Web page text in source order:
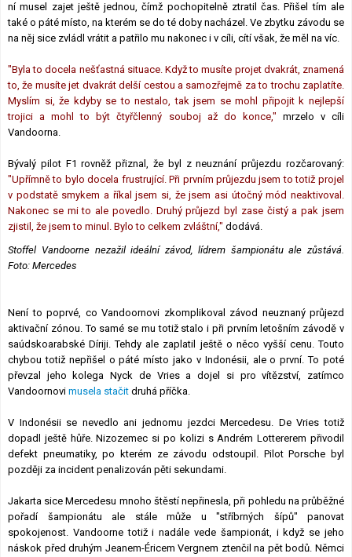
ní musel zajet ještě jednou, čímž pochopitelně ztratil čas. Přišel tím ale
také o páté místo, na kterém se do té doby nacházel. Ve zbytku závodu se
na něj sice zvládl vrátit a patřilo mu nakonec i v cíli, cítí však, že měl na víc.
"Byla to docela nešťastná situace. Když to musíte projet dvakrát, znamená
to, že musíte jet dvakrát delší cestou a samozřejmě za to trochu zaplatíte.
Myslím si, že kdyby se to nestalo, tak jsem se mohl připojit k nejlepší
trojici a mohl to být čtyřčlenný souboj až do konce," mrzelo v cíli
Vandoorna.
Bývalý pilot F1 rovněž přiznal, že byl z neuznání průjezdu rozčarovaný:
"Upřímně to bylo docela frustrující. Při prvním průjezdu jsem to totiž projel
v podstatě smykem a říkal jsem si, že jsem asi útočný mód neaktivoval.
Nakonec se mi to ale povedlo. Druhý průjezd byl zase čistý a pak jsem
zjistil, že jsem to minul. Bylo to celkem zvláštní," dodává.
Stoffel Vandoorne nezažil ideální závod, lídrem šampionátu ale zůstává.
Foto: Mercedes
Není to poprvé, co Vandoornovi zkomplikoval závod neuznaný průjezd
aktivační zónou. To samé se mu totiž stalo i při prvním letošním závodě v
saúdskoarabské Díriji. Tehdy ale zaplatil ještě o něco vyšší cenu. Touto
chybou totiž nepřišel o páté místo jako v Indonésii, ale o první. To poté
převzal jeho kolega Nyck de Vries a dojel si pro vítězství, zatímco
Vandoornovi musela stačit druhá příčka.
V Indonésii se nevedlo ani jednomu jezdci Mercedesu. De Vries totiž
dopadl ještě hůře. Nizozemec si po kolizi s Andrém Lottererem přivodil
defekt pneumatiky, po kterém ze závodu odstoupil. Pilot Porsche byl
později za incident penalizován pěti sekundami.
Jakarta sice Mercedesu mnoho štěstí nepřinesla, při pohledu na průběžné
pořadí šampionátu ale stále může u "stříbrných šípů" panovat
spokojenost. Vandoorne totiž i nadále vede šampionát, i když se jeho
náskok před druhým Jeanem-Éricem Vergnem ztenčil na pět bodů. Němci